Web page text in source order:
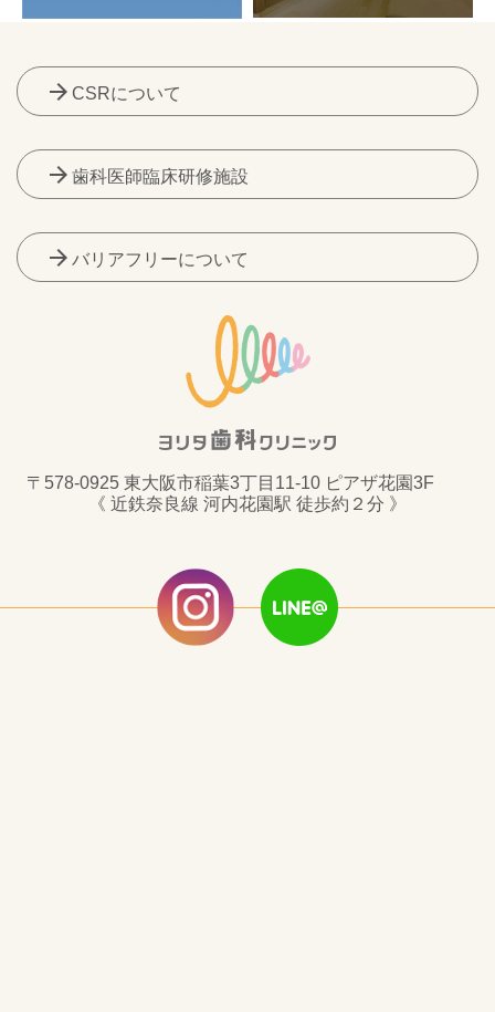
arrow_forward CSRについて
arrow_forward 歯科医師臨床研修施設
arrow_forward バリアフリーについて
〒578-0925 東大阪市稲葉3丁目11-10 ピアザ花園3F
《 近鉄奈良線 河内花園駅 徒歩約２分 》